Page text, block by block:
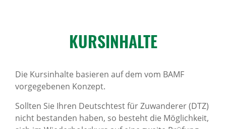
KURS­IN­HALTE
Die Kursinhalte basieren auf dem vom BAMF
vorgegebenen Konzept.
Sollten Sie Ihren Deutschtest für Zuwanderer (DTZ)
nicht bestanden haben, so besteht die Möglichkeit,